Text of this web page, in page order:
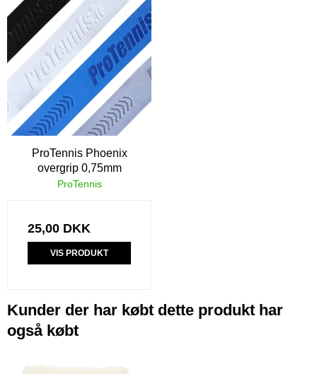
ProTennis Phoenix
overgrip 0,75mm
ProTennis
25,00 DKK
VIS PRODUKT
Kunder der har købt dette produkt har
også købt